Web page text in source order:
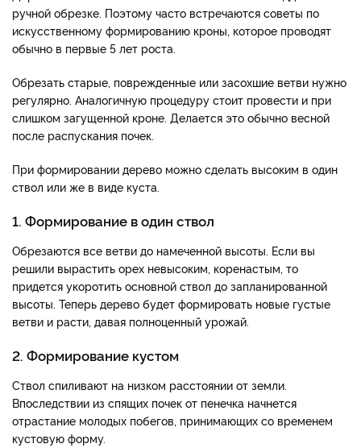
ручной обрезке. Поэтому часто встречаются советы по
искусственному формированию кроны, которое проводят
обычно в первые 5 лет роста.
Обрезать старые, поврежденные или засохшие ветви нужно
регулярно. Аналогичную процедуру стоит провести и при
слишком загущенной кроне. Делается это обычно весной
после распускания почек.
При формировании дерево можно сделать высоким в один
ствол или же в виде куста.
1. Формирование в один ствол
Обрезаются все ветви до намеченной высоты. Если вы
решили вырастить орех невысоким, коренастым, то
придется укоротить основной ствол до запланированной
высоты. Теперь дерево будет формировать новые густые
ветви и расти, давая полноценный урожай.
2. Формирование кустом
Ствол спиливают на низком расстоянии от земли.
Впоследствии из спящих почек от пенечка начнется
отрастание молодых побегов, принимающих со временем
кустовую форму.